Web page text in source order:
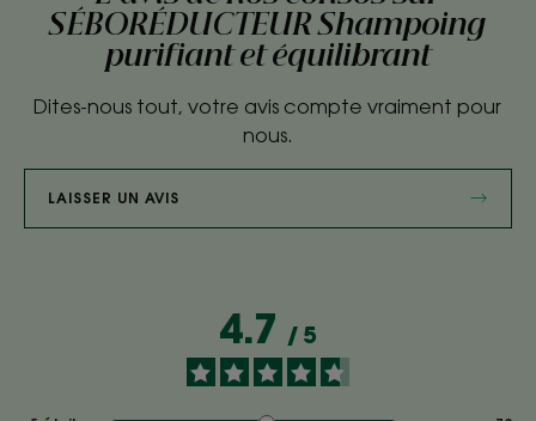
SÉBORÉDUCTEUR Shampoing
purifiant et équilibrant
Dites-nous tout, votre avis compte vraiment pour
nous.
LAISSER UN AVIS
4.7 / 5